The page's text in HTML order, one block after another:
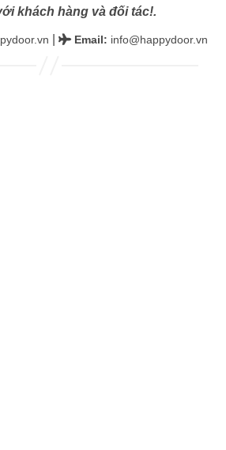
khách hàng và đối tác!.
Email: info@happydoor.vn